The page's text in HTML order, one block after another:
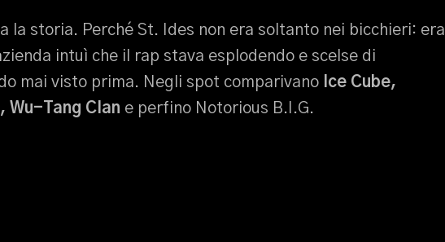
la storia. Perché St. Ides non era soltanto nei bicchieri: era
intuì che il rap stava esplodendo e scelse di
mai visto prima. Negli spot comparivano Ice Cube,
Wu-Tang Clan e perfino Notorious B.I.G.